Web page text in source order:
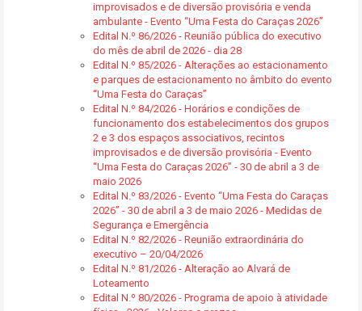
improvisados e de diversão provisória e venda
ambulante - Evento “Uma Festa do Caraças 2026”
Edital N.º 86/2026 - Reunião pública do executivo
do mês de abril de 2026 - dia 28
Edital N.º 85/2026 - Alterações ao estacionamento
e parques de estacionamento no âmbito do evento
“Uma Festa do Caraças”
Edital N.º 84/2026 - Horários e condições de
funcionamento dos estabelecimentos dos grupos
2 e 3 dos espaços associativos, recintos
improvisados e de diversão provisória - Evento
“Uma Festa do Caraças 2026” - 30 de abril a 3 de
maio 2026
Edital N.º 83/2026 - Evento “Uma Festa do Caraças
2026” - 30 de abril a 3 de maio 2026 - Medidas de
Segurança e Emergência
Edital N.º 82/2026 - Reunião extraordinária do
executivo – 20/04/2026
Edital N.º 81/2026 - Alteração ao Alvará de
Loteamento
Edital N.º 80/2026 - Programa de apoio à atividade